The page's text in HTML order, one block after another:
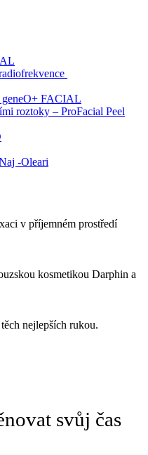
geneO+ FACIAL
roztoky – ProFacial Peel
-Oleari
v příjemném prostředí
kosmetikou Darphin a
nejlepších rukou.
svůj čas